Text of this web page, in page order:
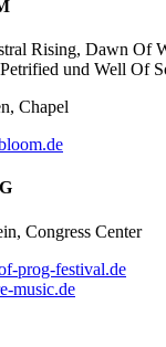
Rising, Dawn Of
und Well Of
Chapel
Congress Center
prog-festival.de
music.de